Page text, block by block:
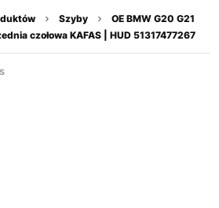
Szyby
OE BMW G20 G21
czołowa KAFAS | HUD 51317477267